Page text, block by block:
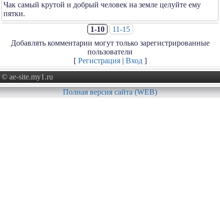
Чак самый крутой и добрый человек на земле целуйте ему
пятки.
1-10
11-15
Добавлять комментарии могут только зарегистрированные
пользователи
[ Регистрация| Вход]
© ae-site.my1.ru
Полная версия сайта (WEB)